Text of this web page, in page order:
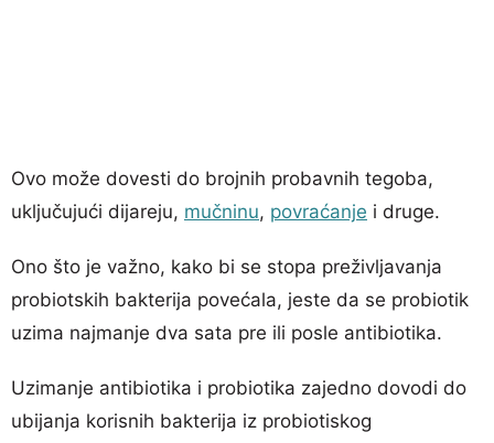
Ovo može dovesti do brojnih probavnih tegoba,
uključujući dijareju, mučninu, povraćanje i druge.
Ono što je važno, kako bi se stopa preživljavanja
probiotskih bakterija povećala, jeste da se probiotik
uzima najmanje dva sata pre ili posle antibiotika.
Uzimanje antibiotika i probiotika zajedno dovodi do
ubijanja korisnih bakterija iz probiotiskog